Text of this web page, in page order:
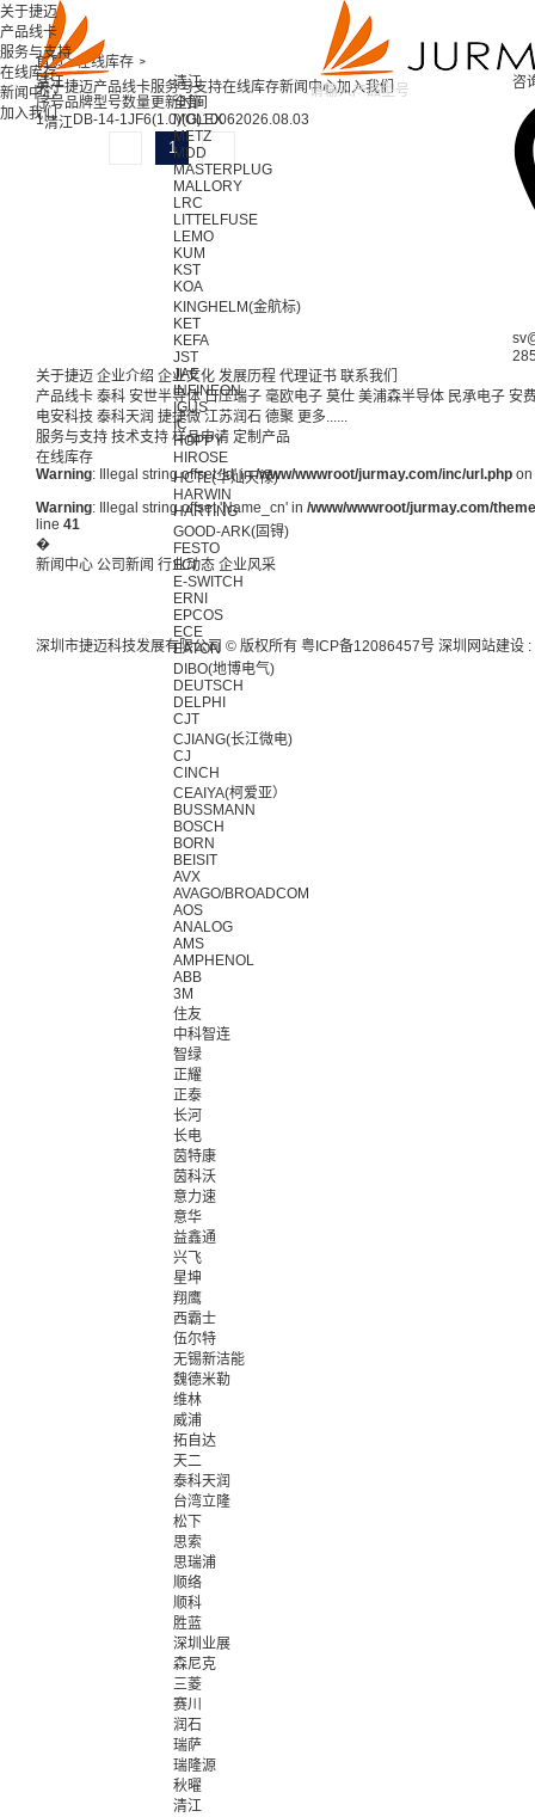
关于捷迈产品线卡服务与支持在线库存新闻中心加入我们
关于捷迈
产品线卡
服务与支持
在线库存
新闻中心
加入我们
首页 >在线库存 >
咨
清江
清江
全部
MOLEX
METZ
MDD
MASTERPLUG
MALLORY
LRC
LITTELFUSE
LEMO
KUM
KST
KOA
KINGHELM(金航标)
KET
KEFA
JST
JAE
INFINEON
IGUS
IC
HOPPY
HIROSE
HCTL(华灿天禄)
HARWIN
HARTING
GOOD-ARK(固锝)
FESTO
FCI
E-SWITCH
ERNI
EPCOS
ECE
EATON
DIBO(地博电气)
DEUTSCH
DELPHI
CJT
CJIANG(长江微电)
CJ
CINCH
CEAIYA(柯爱亚）
BUSSMANN
BOSCH
BORN
BEISIT
AVX
AVAGO/BROADCOM
AOS
ANALOG
AMS
AMPHENOL
ABB
3M
住友
中科智连
智绿
正耀
正泰
长河
长电
茵特康
茵科沃
意力速
意华
益鑫通
兴飞
星坤
翔鹰
西霸士
伍尔特
无锡新洁能
魏德米勒
维林
威浦
拓自达
天二
泰科天润
台湾立隆
松下
思索
思瑞浦
顺络
顺科
胜蓝
深圳业展
森尼克
三菱
赛川
润石
瑞萨
瑞隆源
秋曜
清江
序号品牌型号数量更新时间
1清江DB-14-1JF6(1.0)(G)10062026.08.03
1
关于捷迈 企业介绍 企业文化 发展历程 代理证书 联系我们
产品线卡 泰科 安世半导体 日压瑞子 毫欧电子 莫仕 美浦森半导体 民承电子 安
电安科技 泰科天润 捷捷微 江苏润石 德聚 更多......
服务与支持 技术支持 样品申请 定制产品
在线库存
Warning: Illegal string offset 'Id' in/www/wwwroot/jurmay.com/inc/url.php
Warning: Illegal string offset 'Name_cn' in /www/wwwroot/jurmay.com/
line 41
�
新闻中心 公司新闻 行业动态 企业风采
深圳市捷迈科技发展有限公司 © 版权所有 粤ICP备12086457号 深圳网站建设 :